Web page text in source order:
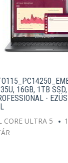
16GB, 1TB
-
CORE ULTRA 5